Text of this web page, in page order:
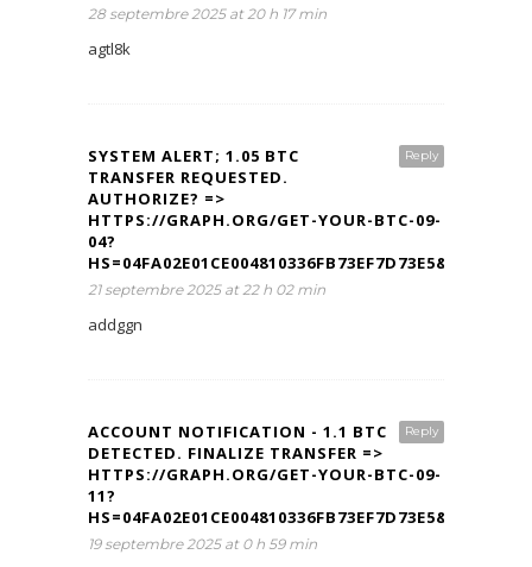
28 septembre 2025 at 20 h 17 min
agtl8k
Reply
SYSTEM ALERT; 1.05 BTC
TRANSFER REQUESTED.
AUTHORIZE? =>
HTTPS://GRAPH.ORG/GET-YOUR-BTC-09-
04?
HS=04FA02E01CE004810336FB73EF7D73E5&
21 septembre 2025 at 22 h 02 min
addggn
Reply
ACCOUNT NOTIFICATION - 1.1 BTC
DETECTED. FINALIZE TRANSFER =>
HTTPS://GRAPH.ORG/GET-YOUR-BTC-09-
11?
HS=04FA02E01CE004810336FB73EF7D73E5&
19 septembre 2025 at 0 h 59 min